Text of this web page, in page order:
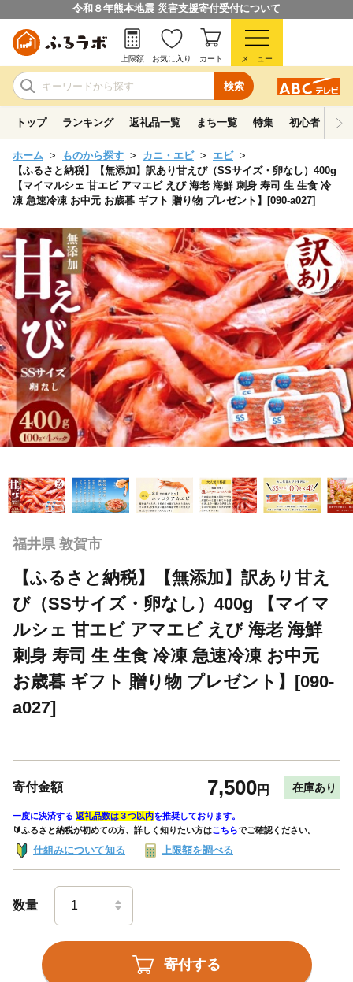
令和８年熊本地震 災害支援寄付受付について
検索
上限額 お気に入り カート メニュー
トップ ランキング 返礼品一覧 まち一覧 特集 初心者ガイド
ホーム ものから探す カニ・エビ
エビ
【ふるさと納税】【無添加】訳あり甘えび（SSサイズ・卵なし）400g
【マイマルシェ 甘エビ アマエビ えび 海老 海鮮 刺身 寿司 生 生食 冷
凍 急速冷凍 お中元 お歳暮 ギフト 贈り物 プレゼント】[090-a027]
福井県 敦賀市
【ふるさと納税】【無添加】訳あり甘え
び（SSサイズ・卵なし）400g 【マイマ
ルシェ 甘エビ アマエビ えび 海老 海鮮
刺身 寿司 生 生食 冷凍 急速冷凍 お中元
お歳暮 ギフト 贈り物 プレゼント】[090-
a027]
寄付金額 7,500円 在庫あり
一度に決済する 返礼品数は３つ以内を推奨しております。
🔰ふるさと納税が初めての方、詳しく知りたい方はこちらでご確認ください。
仕組みについて知る 上限額を調べる
数量
寄付する